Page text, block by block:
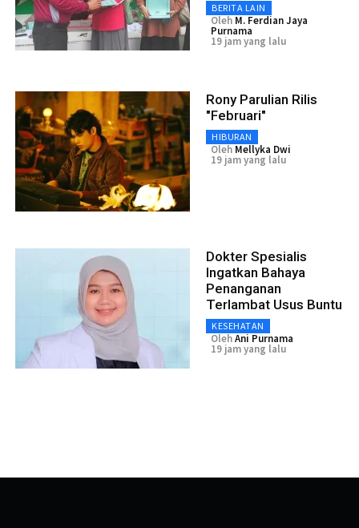
BERITA LAIN
Oleh M. Ferdian Jaya
Purnama
19 jam yang lalu
Rony Parulian Rilis
"Februari"
HIBURAN
Oleh Mellyka Dwi
19 jam yang lalu
Dokter Spesialis
Ingatkan Bahaya
Penanganan
Terlambat Usus Buntu
KESEHATAN
OlehAni Purnama
19 jam yang lalu